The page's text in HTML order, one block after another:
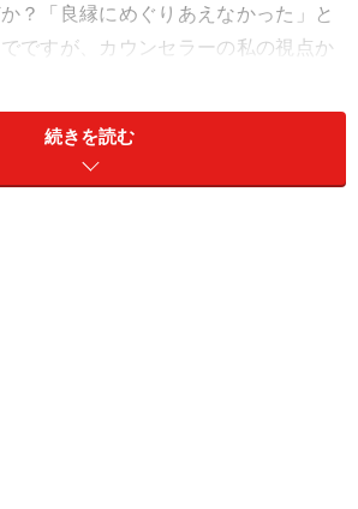
？「良縁にめぐりあえなかった」と
ですが、カウンセラーの私の視点か
分けて2つ。1つは、「自分から男性
られるか」どうか、もう1つは「男性
係』を築けるか」どうか、という課
続きを読む